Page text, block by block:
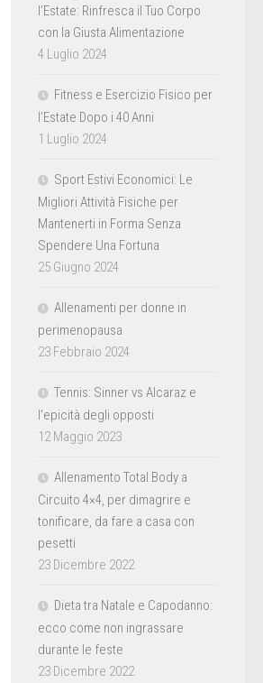
l’Estate: Rinfresca il Tuo Corpo
con la Giusta Alimentazione
4 Luglio 2024
Fitness e Esercizio Fisico per
l’Estate Dopo i 40 Anni
1 Luglio 2024
Sport Estivi Economici: Le
Migliori Attività Fisiche per
Mantenerti in Forma Senza
Spendere Una Fortuna
25 Giugno 2024
Allenamenti per donne in
perimenopausa
23 Febbraio 2024
Tennis: Sinner vs Alcaraz e
l’epicità degli opposti
12 Maggio 2023
Allenamento Total Body a
Circuito 4×4, per dimagrire e
tonificare, da fare a casa con
pesetti
23 Dicembre 2022
Dieta tra Natale e Capodanno:
ecco come non ingrassare
durante le feste
23 Dicembre 2022